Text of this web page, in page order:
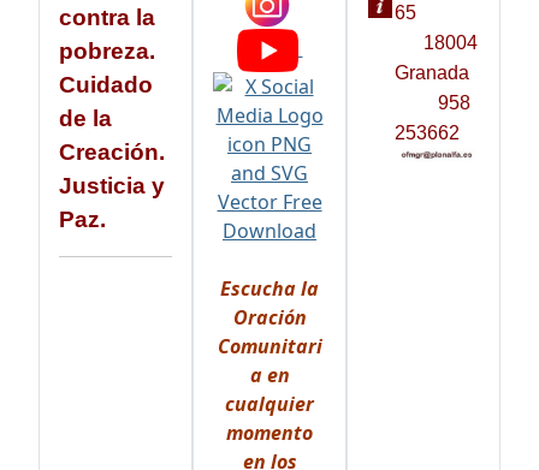
contra la
pobreza.
Cuidado
de la
Creación.
Justicia y
Paz.
Escucha la
Oración
Comunitari
a en
cualquier
momento
en los
65
18004
Granada
958
253662